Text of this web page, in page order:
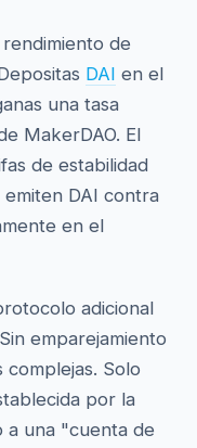
de
DAI en el
una tasa
MakerDAO. El
de estabilidad
DAI contra
en el
adicional
emparejamiento
Solo
por la
a una "cuenta de